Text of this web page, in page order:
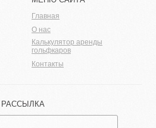
Главная
О нас
Калькулятор аренды
гольфкаров
Контакты
РАССЫЛКА